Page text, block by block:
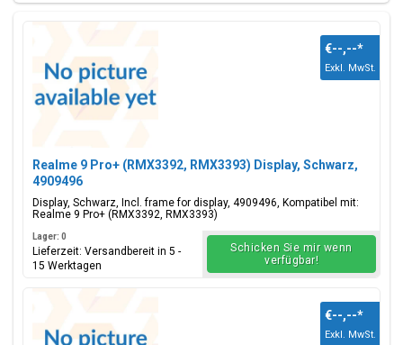
Realme 9 Pro+ (RMX3392, RMX3393) Display, Schwarz,
4909496
Display, Schwarz, Incl. frame for display, 4909496, Kompatibel mit:
Realme 9 Pro+ (RMX3392, RMX3393)
€--,--*
Exkl. MwSt.
Lager: 0
Lieferzeit: Versandbereit in 5 -
15 Werktagen
Schicken Sie mir wenn
verfügbar!
€--,--*
Exkl. MwSt.